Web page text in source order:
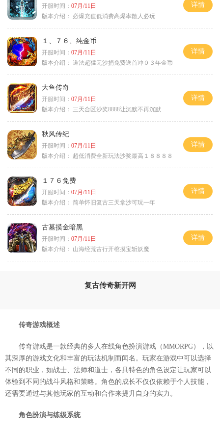
开服时间： 07月/11日
版本介绍：
必爆充值低消费高爆率散人必玩
详情
１、７６、纯金币
开服时间： 07月/11日
版本介绍： 道法超猛无沙捐免费送首冲０３年金币
详情
大鱼传奇
开服时间： 07月/11日
版本介绍：
三天合区沙奖8888让沉默不再沉默
详情
秋风传纪
开服时间： 07月/11日
版本介绍：
超低消费全新玩法沙奖最高１８８８８
详情
１７６免费
开服时间： 07月/11日
版本介绍： 简单怀旧复古三天拿沙可玩一年
详情
古墓摸金暗黑
开服时间： 07月/11日
版本介绍：
山海经荒古行开棺摸宝斩妖魔
详情
复古传奇新开网
传奇游戏概述
传奇游戏是一款经典的多人在线角色扮演游戏（MMORPG），以
其深厚的游戏文化和丰富的玩法机制而闻名。玩家在游戏中可以选择
不同的职业，如战士、法师和道士，各具特色的角色设定让玩家可以
体验到不同的战斗风格和策略。角色的成长不仅仅依赖于个人技能，
还需要通过与其他玩家的互动和合作来提升自身的实力。
角色扮演与练级系统